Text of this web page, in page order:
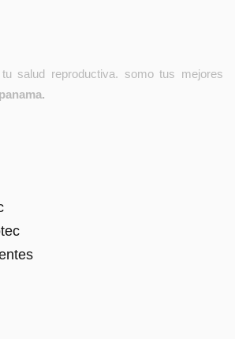
salud reproductiva. somo tus mejores